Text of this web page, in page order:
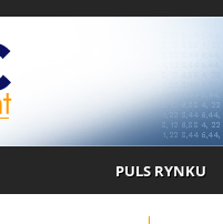
PULS RYNKU